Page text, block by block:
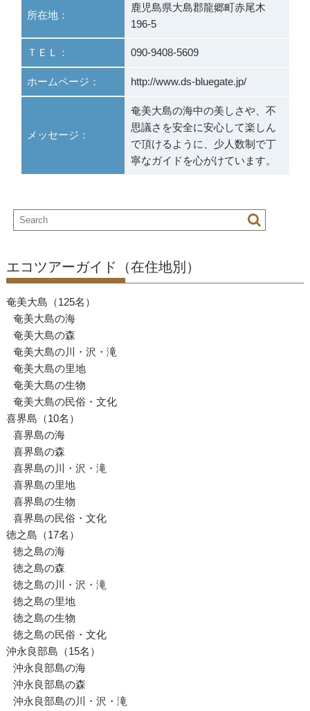
所在地：
鹿児島県大島郡龍郷町赤尾木
196-5
ＴＥＬ： 090-9408-5609
ホームページ： http://www.ds-bluegate.jp/
メッセージ：
奄美大島の海中の美しさや、不
思議さを安全に安心して楽しん
で頂けるように、少人数制で丁
寧なガイドを心がけています。
エコツアーガイド（在住地別）
奄美大島（125名）
奄美大島の海
奄美大島の森
奄美大島の川・沢・滝
奄美大島の里地
奄美大島の生物
奄美大島の民俗・文化
喜界島（10名）
喜界島の海
喜界島の森
喜界島の川・沢・滝
喜界島の里地
喜界島の生物
喜界島の民俗・文化
徳之島（17名）
徳之島の海
徳之島の森
徳之島の川・沢・滝
徳之島の里地
徳之島の生物
徳之島の民俗・文化
沖永良部島（15名）
沖永良部島の海
沖永良部島の森
沖永良部島の川・沢・滝